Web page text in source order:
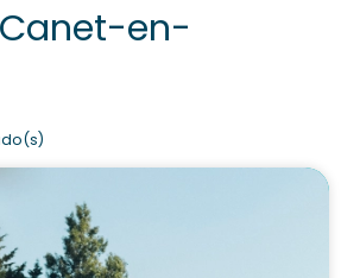
en-